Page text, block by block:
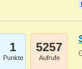
1
Punkte
5257
Aufrufe